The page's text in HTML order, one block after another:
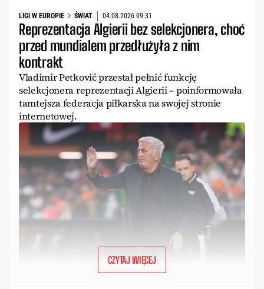
LIGI W EUROPIE ŚWIAT 04.08.2026 09:31
Reprezentacja Algierii bez selekcjonera, choć
przed mundialem przedłużyła z nim
kontrakt
Vladimir Petković przestał pełnić funkcję
selekcjonera reprezentacji Algierii – poinformowała
tamtejsza federacja piłkarska na swojej stronie
internetowej.
CZYTAJ WIĘCEJ